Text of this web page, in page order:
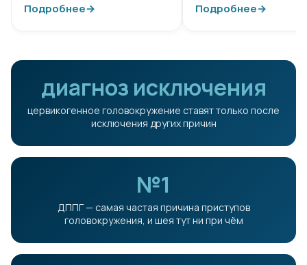
Подробнее→ Подробнее→
диагноз исключения
цервикогенное головокружение ставят только после
исключения других причин
№1
ДППГ — самая частая причина приступов
головокружения, и шея тут ни при чём